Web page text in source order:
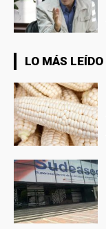
LO MÁS LEÍDO